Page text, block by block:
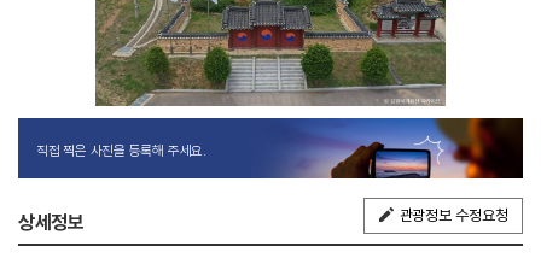
직접 찍은 사진을 등록해 주세요.
상세정보 관광정보 수정요청